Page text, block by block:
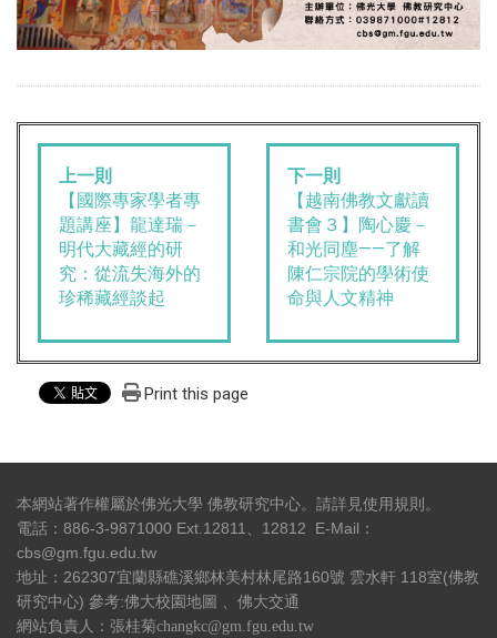
上一則
【國際專家學者專
題講座】龍達瑞－
明代大藏經的研
究：從流失海外的
珍稀藏經談起
下一則
【越南佛教文獻讀
書會３】陶心慶－
和光同塵——了解
陳仁宗院的學術使
命與人文精神
Print this page
本網站著作權屬於佛光大學 佛教研究中心。請詳見使用規則 。
電話：886-3-9871000 Ext.12811、12812 E-Mail：
cbs@gm.fgu.edu.tw
地址：262307宜蘭縣礁溪鄉林美村林尾路160號 雲水軒 118室(佛教
研究中心) 參考:佛大校園地圖 、 佛大交通
網站負責人：張桂菊changkc@gm.fgu.edu.tw